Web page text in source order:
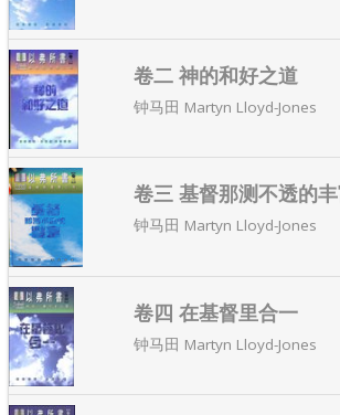
卷二 神的和好之道
钟马田 Martyn Lloyd-Jones
卷三 基督那测不透的
钟马田 Martyn Lloyd-Jones
卷四 在基督里合一
钟马田 Martyn Lloyd-Jones